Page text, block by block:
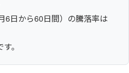
6日から60日間）の騰落率は
。